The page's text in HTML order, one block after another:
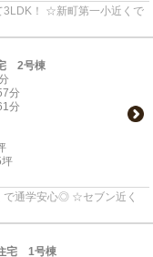
！ ☆新町第一小近くで
2号棟
分
分
通学安心◎ ☆セブン近く
宅 1号棟